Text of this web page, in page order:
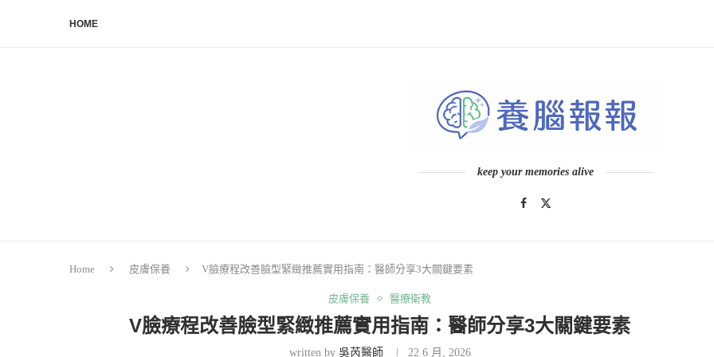
HOME
keep your memories alive
Home 皮膚保養 V臉療程改善臉型緊緻推薦實用指南：醫師分享3大關鍵要素
皮膚保養 醫療衛教
V臉療程改善臉型緊緻推薦實用指南：醫師分享3大關鍵要素
written by 吳芮醫師 22 6 月, 2026